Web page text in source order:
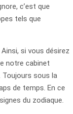
c’est que
tels que
si vous désirez
notre cabinet
Toujours sous la
de temps. En ce
du zodiaque.